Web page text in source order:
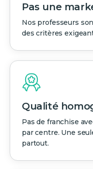
Pas une
Nos professeurs
des critères
Qualité
Pas de franchise
par centre. Une
partout.